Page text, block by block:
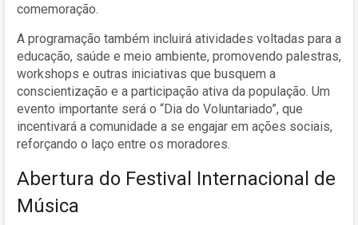
comemoração.
A programação também incluirá atividades voltadas para a
educação, saúde e meio ambiente, promovendo palestras,
workshops e outras iniciativas que busquem a
conscientização e a participação ativa da população. Um
evento importante será o “Dia do Voluntariado”, que
incentivará a comunidade a se engajar em ações sociais,
reforçando o laço entre os moradores.
Abertura do Festival Internacional de
Música